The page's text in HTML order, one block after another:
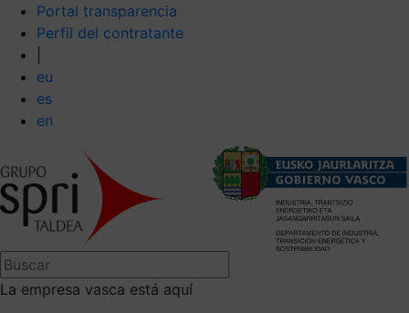
Portal transparencia
Perfil del contratante
eu
es
en
La empresa vasca está aquí